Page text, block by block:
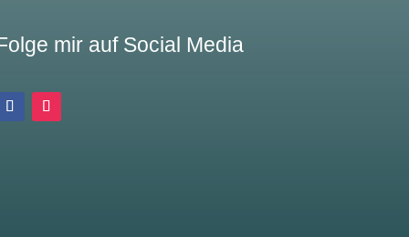
mir auf Social Media